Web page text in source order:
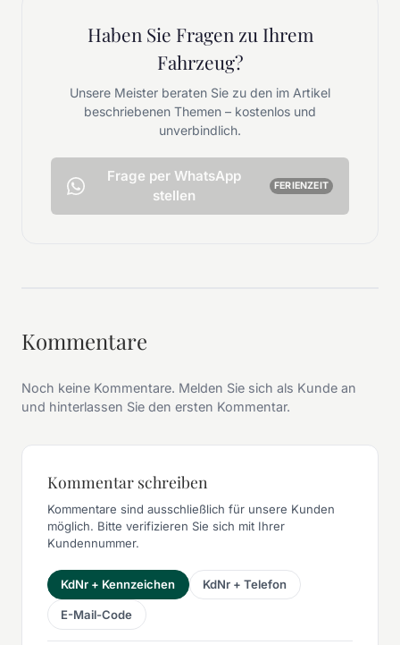
Haben Sie Fragen zu Ihrem
Fahrzeug?
Unsere Meister beraten Sie zu den im Artikel
beschriebenen Themen – kostenlos und
unverbindlich.
Frage per WhatsApp
stellen
FERIENZEIT
Kommentare
Noch keine Kommentare. Melden Sie sich als Kunde an
und hinterlassen Sie den ersten Kommentar.
Kommentar schreiben
Kommentare sind ausschließlich für unsere Kunden
möglich. Bitte verifizieren Sie sich mit Ihrer
Kundennummer.
KdNr + Kennzeichen KdNr + Telefon
E-Mail-Code